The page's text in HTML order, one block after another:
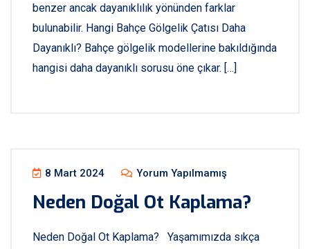
benzer ancak dayanıklılık yönünden farklar
bulunabilir. Hangi Bahçe Gölgelik Çatısı Daha
Dayanıklı? Bahçe gölgelik modellerine bakıldığında
hangisi daha dayanıklı sorusu öne çıkar. […]
8 Mart 2024 Yorum Yapılmamış
Neden Doğal Ot Kaplama?
Neden Doğal Ot Kaplama? Yaşamımızda sıkça